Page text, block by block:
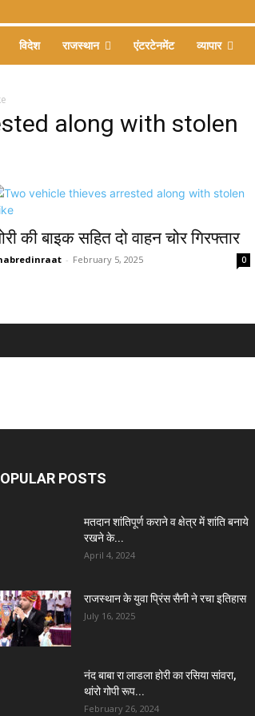
विदेश राजस्थान एंटरटेनमेंट व्यापार
along with stolen
की बाइक सहित दो वाहन चोर गिरफ्तार
- February 5, 2025 0
POSTS
मतदान शांतिपूर्ण कराने व क्षेत्र में शांति बनाये
रखने के...
April 4, 2024
राजस्थान के युवा प्रिंस सैनी ने रचा इतिहास
July 16, 2025
नंद बाबा रा लाडला होरी का रसिया सांवरा,
थांरो गोपी रूप...
February 26, 2024